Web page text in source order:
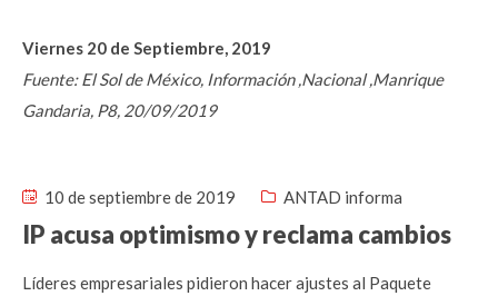
Viernes 20 de Septiembre, 2019
Fuente: El Sol de México, Información ,Nacional ,Manrique
Gandaria, P8, 20/09/2019
10 de septiembre de 2019 ANTAD informa
IP acusa optimismo y reclama cambios
Líderes empresariales pidieron hacer ajustes al Paquete